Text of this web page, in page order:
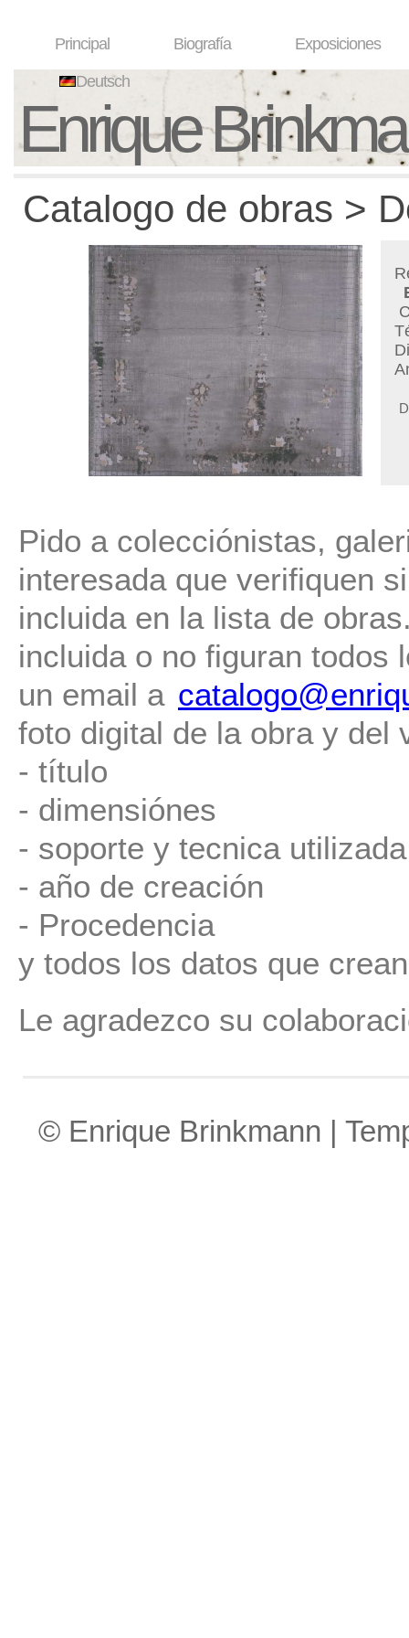
Principal Biografía Exposiciones
Deutsch
Enrique
Catalogo de obras >
Pido a colecciónistas,
interesada que verifiquen
incluida en la lista de
incluida o no figuran todos
un email a
foto digital de la obra y del
- título
- dimensiónes
- soporte y tecnica
- año de creación
- Procedencia
y todos los datos que
Le agradezco su
© Enrique Brinkmann |